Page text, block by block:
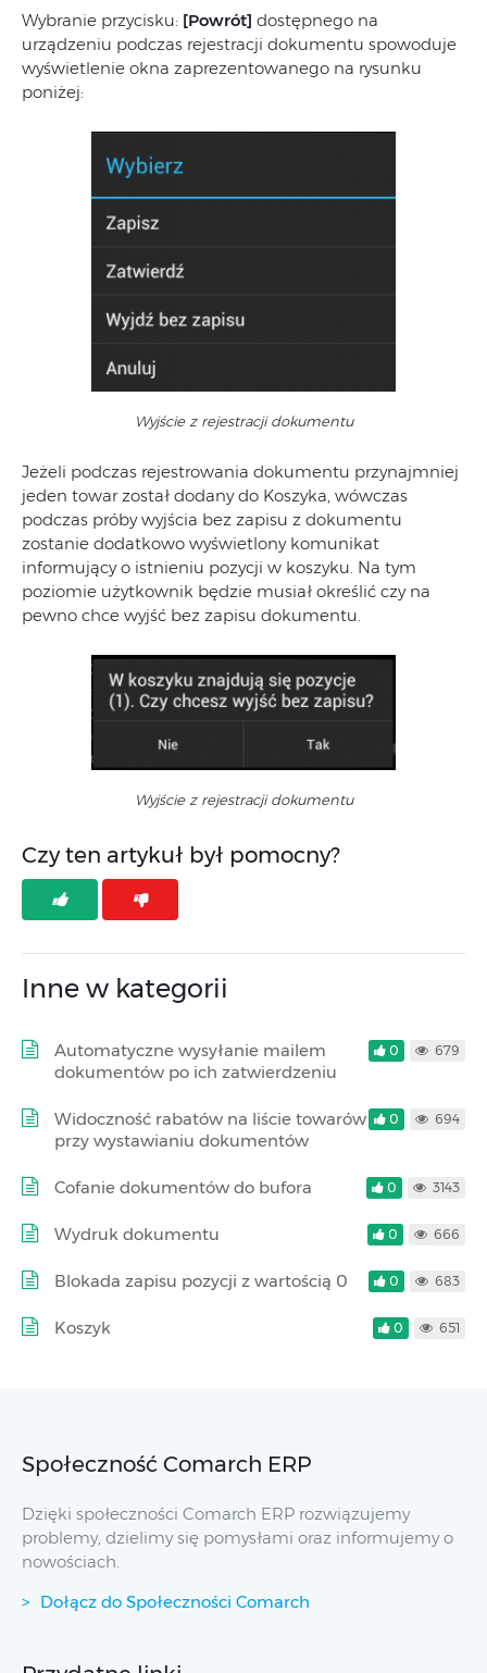
Wybranie przycisku: [Powrót] dostępnego na
urządzeniu podczas rejestracji dokumentu spowoduje
wyświetlenie okna zaprezentowanego na rysunku
poniżej:
Wyjście z rejestracji dokumentu
Jeżeli podczas rejestrowania dokumentu przynajmniej
jeden towar został dodany do Koszyka, wówczas
podczas próby wyjścia bez zapisu z dokumentu
zostanie dodatkowo wyświetlony komunikat
informujący o istnieniu pozycji w koszyku. Na tym
poziomie użytkownik będzie musiał określić czy na
pewno chce wyjść bez zapisu dokumentu.
Wyjście z rejestracji dokumentu
Czy ten artykuł był pomocny?
Inne w kategorii
Automatyczne wysyłanie mailem
dokumentów po ich zatwierdzeniu
0 679
Widoczność rabatów na liście towarów
przy wystawianiu dokumentów
0 694
Cofanie dokumentów do bufora 0 3143
Wydruk dokumentu 0 666
Blokada zapisu pozycji z wartością 0 0 683
Koszyk 0 651
Społeczność Comarch ERP
Dzięki społeczności Comarch ERP rozwiązujemy
problemy, dzielimy się pomysłami oraz informujemy o
nowościach.
Dołącz do Społeczności Comarch